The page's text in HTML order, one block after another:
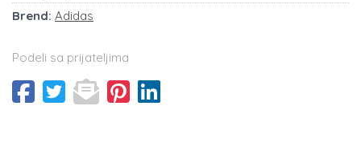
Brend: Adidas
Podeli sa prijateljima